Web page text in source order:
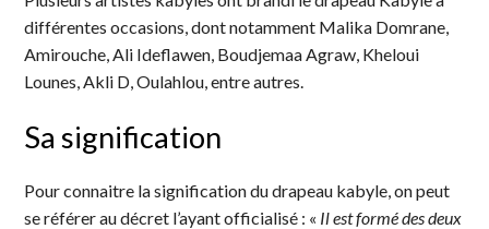
différentes occasions, dont notamment Malika Domrane,
Amirouche, Ali Ideflawen, Boudjemaa Agraw, Kheloui
Lounes, Akli D, Oulahlou, entre autres.
Sa signification
Pour connaitre la signification du drapeau kabyle, on peut
se référer au décret l’ayant officialisé : « Il est formé des deux